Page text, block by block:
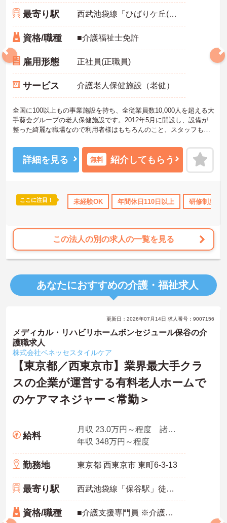
産休･育休･介護休暇取得実績あり 高収入 社会保険完備
最寄り駅 西武池袋線「ひばりケ丘(東京)駅」徒歩17分
資格/職種 ■介護福祉士免許
雇用形態 正社員(正職員)
サービス 介護老人保健施設（老健）
全国に100以上もの事業施設を持ち、全従業員数10,000人を超える大
手葵会グループの老人保健施設です。2012年5月に開設し、設備が
整った綺麗な職場なので利用者様はもちろんのこと、スタッフも過
たりなくコミュニケーションが図れます。ご興味のある方はお気軽
にお問い合わせ下さいませ。
詳細を見る 無料 紹介してもらう
ここに注目！ 未経験OK 年間休日110日以上 研修制度あ
この法人の別の求人の一覧を見る
あなたにおすすめの介護・福祉求人
更新日：2026年07月14日 求人番号：9007156
メディカル・リハビリホームボンセジュール保谷の介
護職求人
株式会社ベネッセスタイルケア
【東京都／西東京市】業界最大手クラ
スの企業が運営する有料老人ホームで
のケアマネジャー＜常勤＞
給料
月収 23.0万円～程度 諸手当含む、夜勤なし
年収 348万円～程度
勤務地 東京都 西東京市 東町6-3-13
最寄り駅 西武池袋線「保谷駅」徒歩10分
資格/職種 ■介護支援専門員 ※介護支援専門員経験のある方は尚可